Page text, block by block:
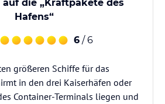
auf die „Kraftpakete des
Hafens“
6 / 6
größeren Schiffe für das
in den drei Kaiserhäfen oder
Container-Terminals liegen und